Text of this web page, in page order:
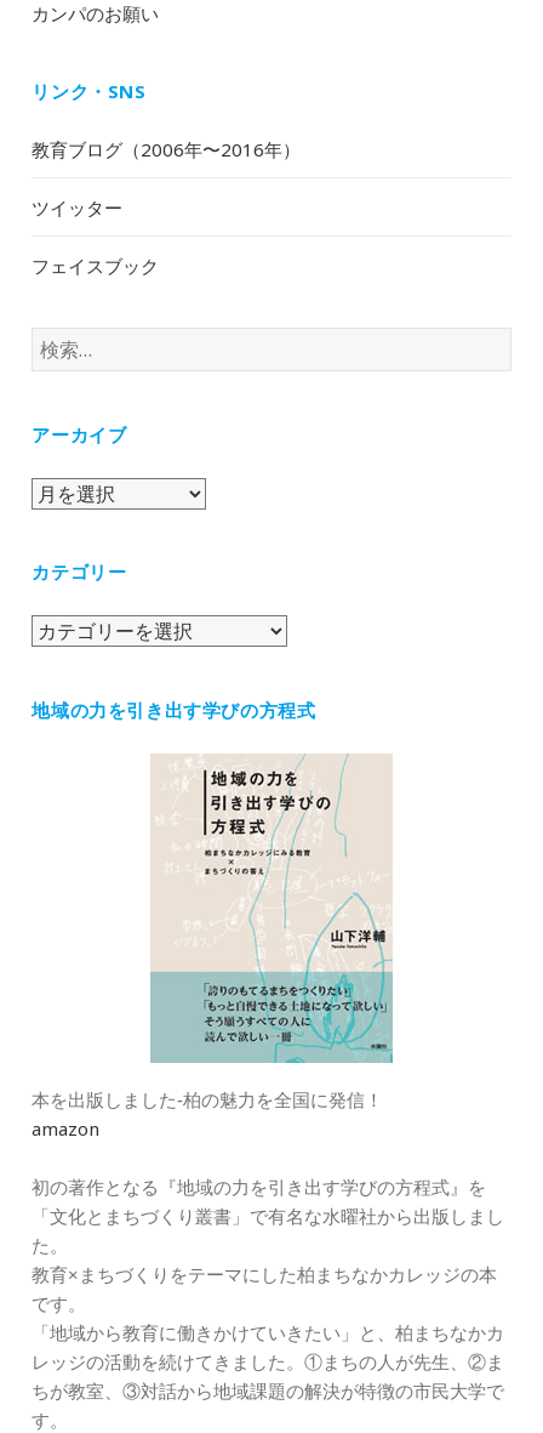
カンパのお願い
リンク・SNS
教育ブログ（2006年〜2016年）
ツイッター
フェイスブック
検
索:
アーカイブ
ア
イ
カテゴリー
カ
リ
地域の力を引き出す学びの方程式
本を出版しました‐柏の魅力を全国に発信！
amazon
初の著作となる『地域の力を引き出す学びの方程式』を
「文化とまちづくり叢書」で有名な水曜社から出版しまし
た。
教育×まちづくりをテーマにした柏まちなかカレッジの本
です。
「地域から教育に働きかけていきたい」と、柏まちなかカ
レッジの活動を続けてきました。①まちの人が先生、②ま
ちが教室、③対話から地域課題の解決が特徴の市民大学で
す。